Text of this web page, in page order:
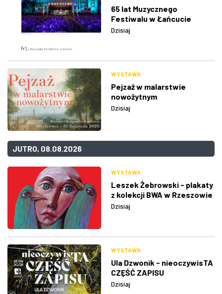
65 lat Muzycznego
Festiwalu w Łańcucie
Dzisiaj
WYSTAWA
Pejzaż w malarstwie
nowożytnym
Dzisiaj
JUTRO, 08.08.2026
WYSTAWA
Leszek Żebrowski - plakaty
z kolekcji BWA w Rzeszowie
Dzisiaj
WYSTAWA
Ula Dzwonik - nieoczywisTA
CZĘŚĆ ZAPISU
Dzisiaj